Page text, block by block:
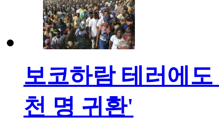
보코하람 테러에
천 명 귀환'